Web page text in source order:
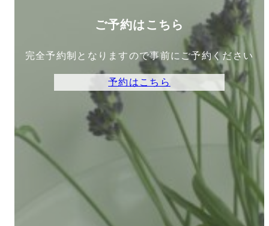
ご予約はこちら
完全予約制となりますので事前にご予約ください
予約はこちら